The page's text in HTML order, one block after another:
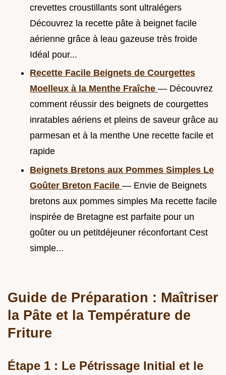
crevettes croustillants sont ultralégers
Découvrez la recette pâte à beignet facile
aérienne grâce à leau gazeuse très froide
Idéal pour...
Recette Facile Beignets de Courgettes
Moelleux à la Menthe Fraîche — Découvrez
comment réussir des beignets de courgettes
inratables aériens et pleins de saveur grâce au
parmesan et à la menthe Une recette facile et
rapide
Beignets Bretons aux Pommes Simples Le
Goûter Breton Facile — Envie de Beignets
bretons aux pommes simples Ma recette facile
inspirée de Bretagne est parfaite pour un
goûter ou un petitdéjeuner réconfortant Cest
simple...
Guide de Préparation : Maîtriser
la Pâte et la Température de
Friture
Étape 1 : Le Pétrissage Initial et le